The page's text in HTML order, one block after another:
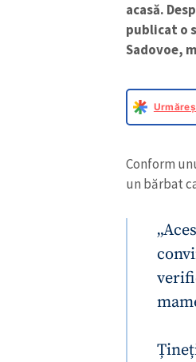
acasă.
publicat o
Sadovoe,
Conform
un bărbat